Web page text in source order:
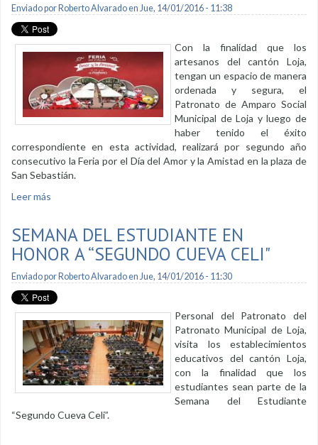
Enviado por Roberto Alvaradoen Jue, 14/01/2016 - 11:38
Con la finalidad que los
artesanos del cantón Loja,
tengan un espacio de manera
ordenada y segura, el
Patronato de Amparo Social
Municipal de Loja y luego de
haber tenido el éxito
correspondiente en esta actividad, realizará por segundo año
consecutivo la Feria por el Día del Amor y la Amistad en la plaza de
San Sebastián.
Leer más
SEMANA DEL ESTUDIANTE EN
HONOR A “SEGUNDO CUEVA CELI"
Enviado por Roberto Alvaradoen Jue, 14/01/2016 - 11:30
Personal del Patronato del
Patronato Municipal de Loja,
visita los establecimientos
educativos del cantón Loja,
con la finalidad que los
estudiantes sean parte de la
Semana del Estudiante
“Segundo Cueva Celi”.